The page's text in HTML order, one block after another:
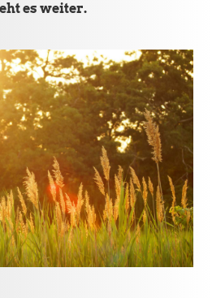
es weiter.